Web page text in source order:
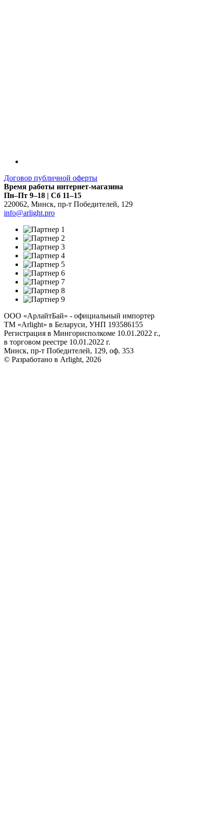
Договор публичной оферты
Время работы интернет-магазина
Пн–Пт 9–18 | Сб 11–15
220062, Минск, пр-т Победителей, 129
info@arlight.pro
ООО «АрлайтБай» - официальный импортер
ТМ «Arlight» в Беларуси, УНП 193586155
Регистрация в Мингорисполкоме 10.01.2022 г.,
в торговом реестре 10.01.2022 г.
Минск, пр-т Победителей, 129, оф. 353
© Разработано в Arlight, 2026